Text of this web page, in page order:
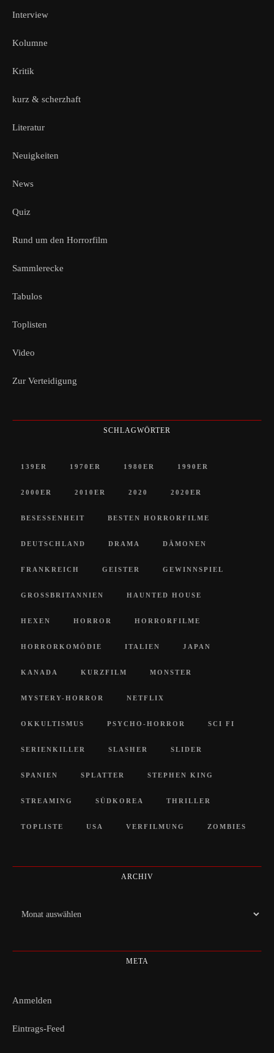
Interview
Kolumne
Kritik
kurz & scherzhaft
Literatur
Neuigkeiten
News
Quiz
Rund um den Horrorfilm
Sammlerecke
Tabulos
Toplisten
Video
Zur Verteidigung
SCHLAGWÖRTER
139ER 1970ER 1980ER 1990ER
2000ER 2010ER 2020 2020ER
BESESSENHEIT BESTEN HORRORFILME
DEUTSCHLAND DRAMA DÄMONEN
FRANKREICH GEISTER GEWINNSPIEL
GROSSBRITANNIEN HAUNTED HOUSE
HEXEN HORROR HORRORFILME
HORRORKOMÖDIE ITALIEN JAPAN
KANADA KURZFILM MONSTER
MYSTERY-HORROR NETFLIX
OKKULTISMUS PSYCHO-HORROR SCI FI
SERIENKILLER SLASHER SLIDER
SPANIEN SPLATTER STEPHEN KING
STREAMING SÜDKOREA THRILLER
TOPLISTE USA VERFILMUNG ZOMBIES
ARCHIV
Archiv
META
Anmelden
Eintrags-Feed